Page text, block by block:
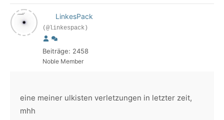
LinkesPack
(@linkespack)
Beiträge: 2458
Noble Member
eine meiner ulkisten verletzungen in letzter zeit,
mhh